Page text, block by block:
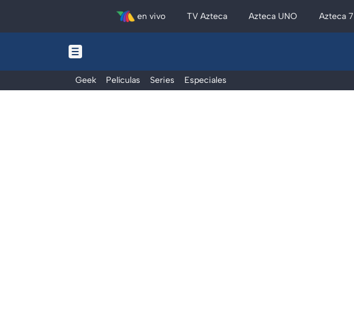
en vivo TV Azteca Azteca UNO Azteca 7
Geek Películas Series Especiales